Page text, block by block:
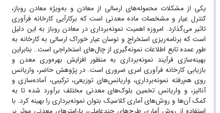
یکی از مشکلات محموله‌های ارسالی از معادن و به‌ویژه معادن روباز،
کنترل عیار و مشخصات ماده معدنی است که برکارآیی کارخانه فرآوری
تاثیر می‌گذارد. امروزه اهمیت نمونه‌برداری در معادن روباز به این دلیل
است که برنامه‌ریزی استخراج و نوسان عیار خوراک ارسالی به کارخانه به
طور عمده تابع اطلاعات نمونه‌‌گیری‌ از چال‌های استخراجی است.. بنابراین
بهینه‌سازی فرآیند نمونه‌برداری به ‌منظور افزایش بهره‌وری معدن و
بازیابی کارخانه فرآوری امری ضروری است. در پژوهش حاضر، واریانس
روی‌ هم‌رفته نمونه‌برداری، واریانس‌های توزیعی، ترکیبی، آماده‌سازی و
آنالیز، و واریانس تخمین بلوک‌های معدنی مختلف برآورد شده تا به
کمک آن‌ها و روش‌های آماری کلاسیک بتوان نمونه‌برداری را بهینه کرد. با